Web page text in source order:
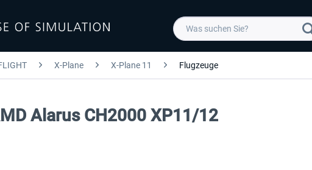
X-Plane X-Plane 11 Flugzeuge
Alarus CH2000 XP11/12